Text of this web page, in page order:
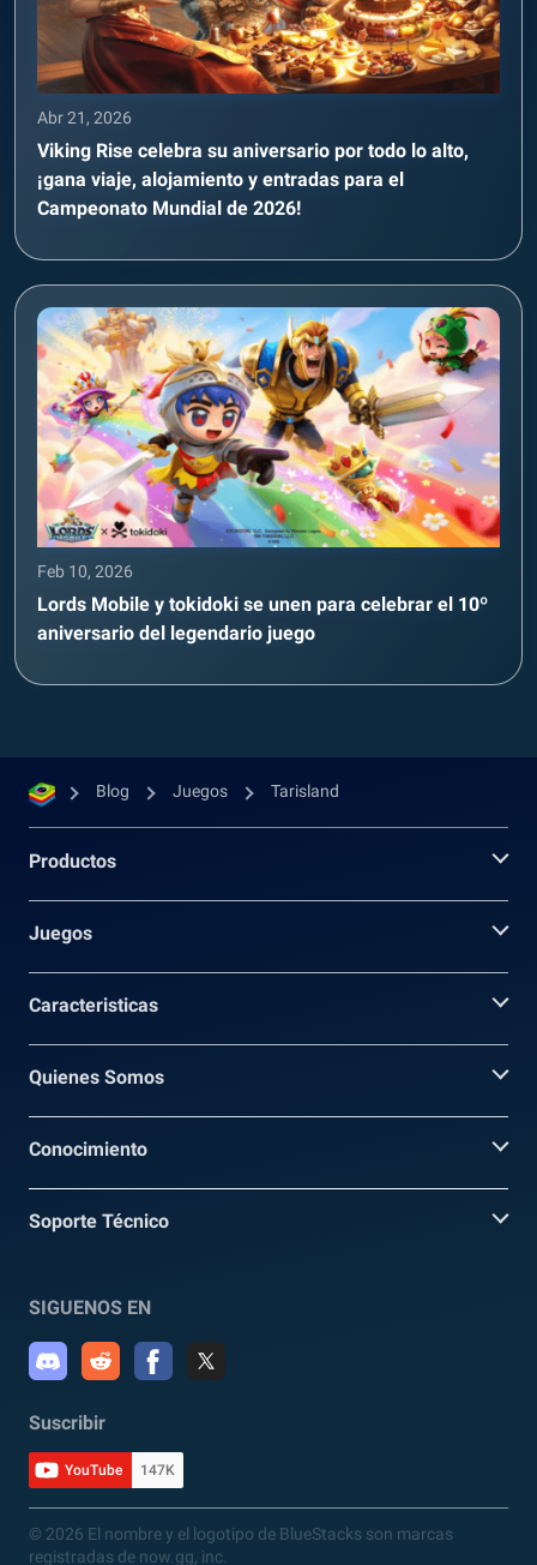
Abr 21, 2026
Viking Rise celebra su aniversario por todo lo alto,
¡gana viaje, alojamiento y entradas para el
Campeonato Mundial de 2026!
Feb 10, 2026
Lords Mobile y tokidoki se unen para celebrar el 10º
aniversario del legendario juego
Blog Juegos Tarisland
Productos
Juegos
Caracteristicas
Quienes Somos
Conocimiento
Soporte Técnico
SIGUENOS EN
Suscribir
YouTube 147K
© 2026 El nombre y el logotipo de BlueStacks son marcas
registradas de now.gg, inc.